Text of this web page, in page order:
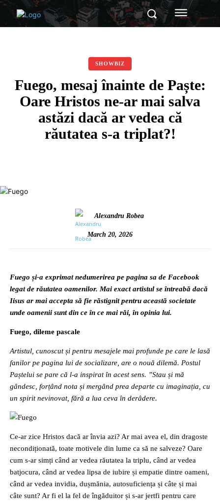
SHOWBIZ
Fuego, mesaj înainte de Paște:
Oare Hristos ne-ar mai salva
astăzi dacă ar vedea că
răutatea s-a triplat?!
Alexandru Robea
March 20, 2026
Fuego și-a exprimat nedumerirea pe pagina sa de Facebook
legat de răutatea oamenilor. Mai exact artistul se întreabă dacă
Iisus ar mai accepta să fie răstignit pentru această societate
unde oamenii sunt din ce în ce mai răi, în opinia lui.
Fuego, dileme pascale
Artistul, cunoscut și pentru mesajele mai profunde pe care le lasă
fanilor pe pagina lui de socializare, are o nouă dilemă. Postul
Paștelui se pare că l-a inspirat în acest sens. ”Stau și mă
gândesc, forțând nota și mergând prea departe cu imaginația, cu
un spirit nevinovat, fără a lua ceva în derâdere.
Ce-ar zice Hristos dacă ar învia azi? Ar mai avea el, din dragoste
necondiționată, toate motivele din lume ca să ne salveze? Oare
cum s-ar simți când ar vedea răutatea la triplu, când ar vedea
batjocura, când ar vedea lipsa de iubire și empatie dintre oameni,
când ar vedea invidia, dușmănia, autosuficiența și câte și mai
câte sunt? Ar fi el la fel de îngăduitor și s-ar jertfi pentru care